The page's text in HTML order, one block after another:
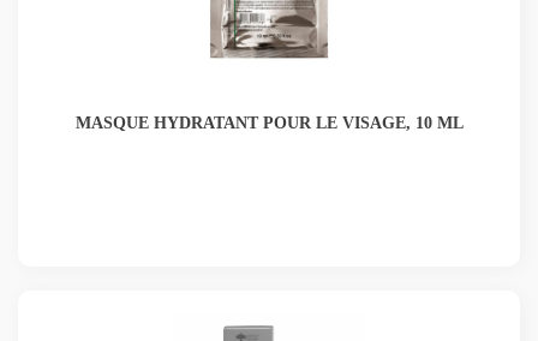
MASQUE HYDRATANT POUR LE VISAGE, 10 ML